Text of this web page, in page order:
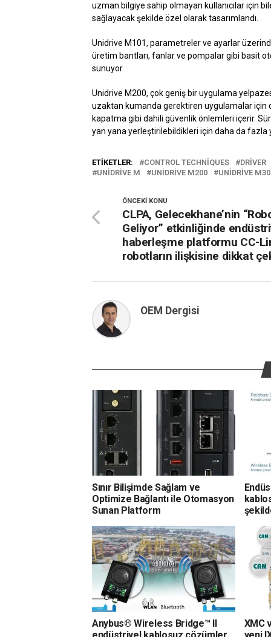
uzman bilgiye sahip olmayan kullanıcılar için
sağlayacak şekilde özel olarak tasarımlandı.
Unidrive M101, parametreler ve ayarlar
üretim bantları, fanlar ve pompalar gibi basit
sunuyor.
Unidrive M200, çok geniş bir uygulama
uzaktan kumanda gerektiren uygulamalar için
kapatma gibi dahili güvenlik önlemleri içerir.
yan yana yerleştirilebildikleri için daha da fazla
ETIKETLER: CONTROL TECHNIQUES
DRIVER
UNIDRIVE M
UNIDRIVE M200 UNIDRIVE
ÖNCEKI KONU
CLPA, Gelecekhane’nin
Geliyor” etkinliğinde
haberleşme platformu CC-
robotların ilişkisine dikkat
OEM Dergisi
Sınır Bilişimde Sağlam ve
Optimize Bağlantı ile Otomasyon
Sunan Platform
Anybus® Wireless Bridge™ II
XMC